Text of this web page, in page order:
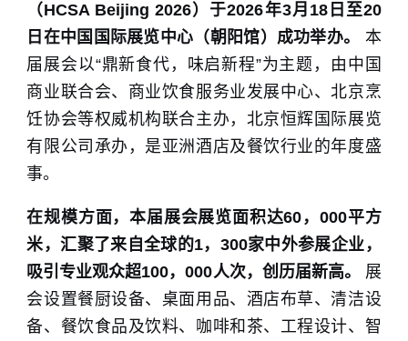
（HCSA Beijing 2026）于2026年3月18日至20
日在中国国际展览中心（朝阳馆）成功举办。
本
届展会以“鼎新食代，味启新程”为主题，由中国
商业联合会、商业饮食服务业发展中心、北京烹
饪协会等权威机构联合主办，北京恒辉国际展览
有限公司承办，是亚洲酒店及餐饮行业的年度盛
事。
在规模方面，本届展会展览面积达60，000平方
米，汇聚了来自全球的1，300家中外参展企业，
吸引专业观众超100，000人次，创历届新高。
展
会设置餐厨设备、桌面用品、酒店布草、清洁设
备、餐饮食品及饮料、咖啡和茶、工程设计、智